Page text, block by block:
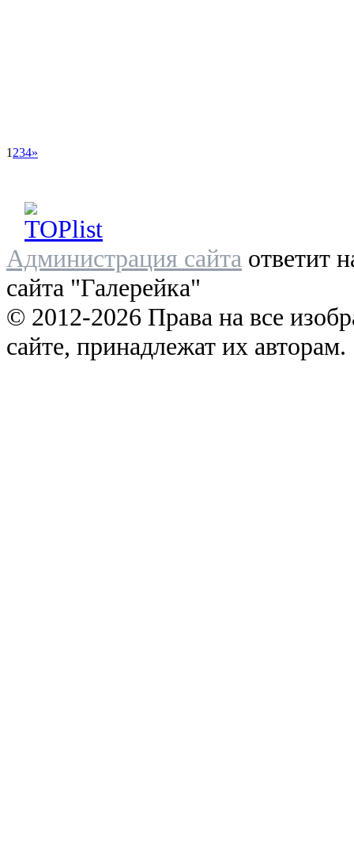
1 234»
Администрация сайта ответит
сайта "Галерейка"
© 2012-2026 Права на все
сайте, принадлежат их авторам.